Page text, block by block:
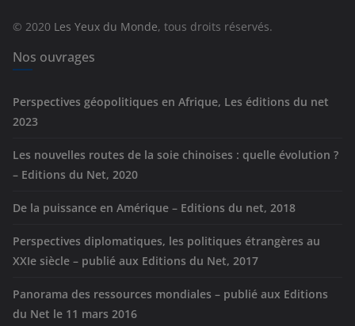
e
s
© 2020 Les Yeux du Monde, tous droits réservés.
Nos ouvrages
Perspectives géopolitiques en Afrique, Les éditions du net
2023
Les nouvelles routes de la soie chinoises : quelle évolution ?
– Editions du Net, 2020
De la puissance en Amérique – Editions du net, 2018
Perspectives diplomatiques, les politiques étrangères au
XXIe siècle – publié aux Editions du Net, 2017
Panorama des ressources mondiales – publié aux Editions
du Net le 11 mars 2016